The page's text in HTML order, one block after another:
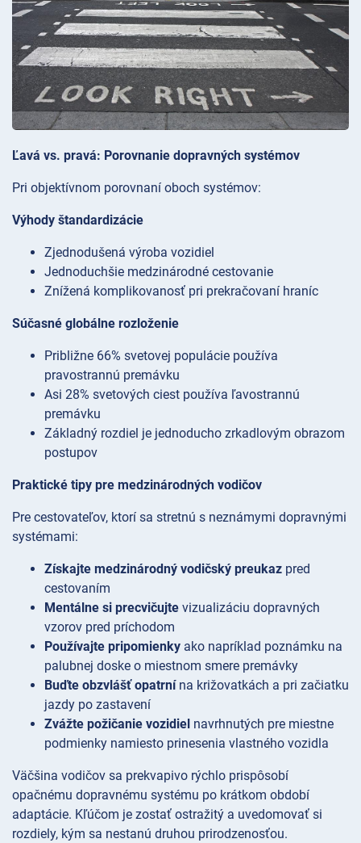
Ľavá vs. pravá: Porovnanie dopravných systémov
Pri objektívnom porovnaní oboch systémov:
Výhody štandardizácie
Zjednodušená výroba vozidiel
Jednoduchšie medzinárodné cestovanie
Znížená komplikovanosť pri prekračovaní hraníc
Súčasné globálne rozloženie
Približne 66% svetovej populácie používa
pravostrannú premávku
Asi 28% svetových ciest používa ľavostrannú
premávku
Základný rozdiel je jednoducho zrkadlovým obrazom
postupov
Praktické tipy pre medzinárodných vodičov
Pre cestovateľov, ktorí sa stretnú s neznámymi dopravnými
systémami:
Získajte medzinárodný vodičský preukaz pred
cestovaním
Mentálne si precvičujte vizualizáciu dopravných
vzorov pred príchodom
Používajte pripomienky ako napríklad poznámku na
palubnej doske o miestnom smere premávky
Buďte obzvlášť opatrnína križovatkách a pri začiatku
jazdy po zastavení
Zvážte požičanie vozidiel navrhnutých pre miestne
podmienky namiesto prinesenia vlastného vozidla
Väčšina vodičov sa prekvapivo rýchlo prispôsobí
opačnému dopravnému systému po krátkom období
adaptácie. Kľúčom je zostať ostražitý a uvedomovať si
rozdiely, kým sa nestanú druhou prirodzenosťou.